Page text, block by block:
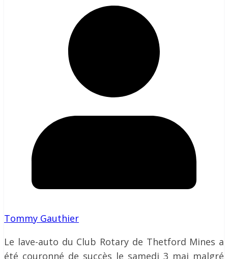
Tommy Gauthier
Le lave-auto du Club Rotary de Thetford Mines a
été couronné de succès le samedi 3 mai malgré